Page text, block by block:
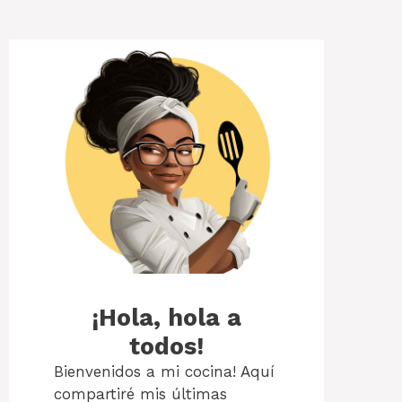
¡Hola, hola a
todos!
Bienvenidos a mi cocina! Aquí
compartiré mis últimas